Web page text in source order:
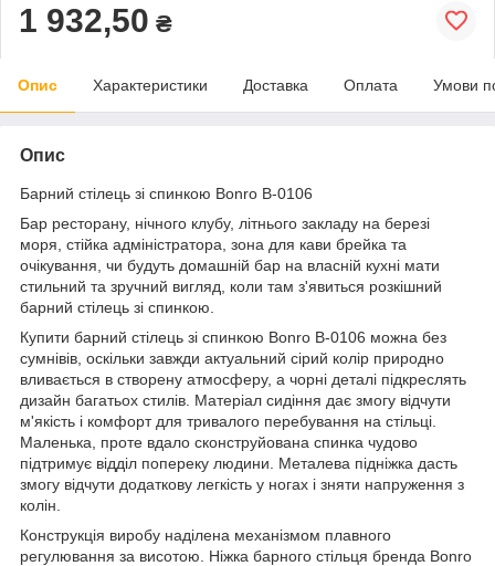
1 932,50 ₴
Опис Характеристики Доставка Оплата Умови
Опис
Барний стілець зі спинкою Bonro B-0106
Бар ресторану, нічного клубу, літнього закладу на березі
моря, стійка адміністратора, зона для кави брейка та
очікування, чи будуть домашній бар на власній кухні мати
стильний та зручний вигляд, коли там з'явиться розкішний
барний стілець зі спинкою.
Купити барний стілець зі спинкою Bonro B-0106 можна без
сумнівів, оскільки завжди актуальний сірий колір природно
вливається в створену атмосферу, а чорні деталі підкреслять
дизайн багатьох стилів. Матеріал сидіння дає змогу відчути
м'якість і комфорт для тривалого перебування на стільці.
Маленька, проте вдало сконструйована спинка чудово
підтримує відділ попереку людини. Металева підніжка дасть
змогу відчути додаткову легкість у ногах і зняти напруження з
колін.
Конструкція виробу наділена механізмом плавного
регулювання за висотою. Ніжка барного стільця бренда Bonro